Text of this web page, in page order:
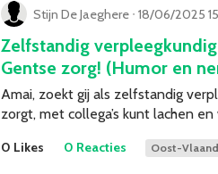
Stijn De Jaeghere ᐧ 18/06/2025
Zelfstandig
Gentse zorg! (Humor en
Amai, zoekt gij als zelfstandig
zorgt, met collega’s kunt lachen
0 Likes 0 Reacties Oost-